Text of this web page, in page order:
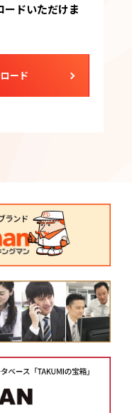
ドいただけま
ード